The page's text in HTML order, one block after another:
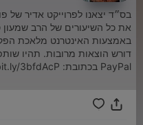
בס״ד יצאנו לפרוייקט אדיר
את כל השיעורים של הרב שמעון
באמצעות
דורש הוצאות מרובות. תהיו